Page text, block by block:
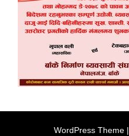
WordPress Theme |